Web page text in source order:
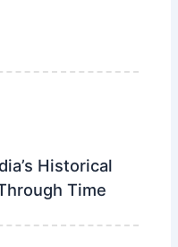
Historical
Time